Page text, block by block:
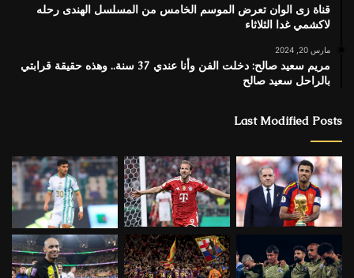
قناة زى الوان تعرض الموسم الخامس من المسلسل الهندى رحله
لاكشمي غدا الثلاثاء
مارس 20, 2024
مريم سعيد صالح: دخلت الفن وأنا عندي 37 سنة.. وهذه حقيقة قرابتي
بالراحل سعيد صالح
Last Modified Posts